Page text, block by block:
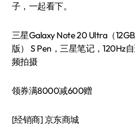
子，一起看下。
三星Galaxy Note 20 Ultra（
版） S Pen，三星笔记，120Hz
频拍摄
领券满8000减600赠
[经销商]京东商城